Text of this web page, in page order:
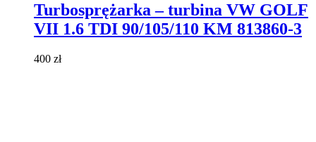
wiele
wariantów.
Turbosprężarka – turbina VW GOLF
VII 1.6 TDI 90/105/110 KM 813860-3
400 zł